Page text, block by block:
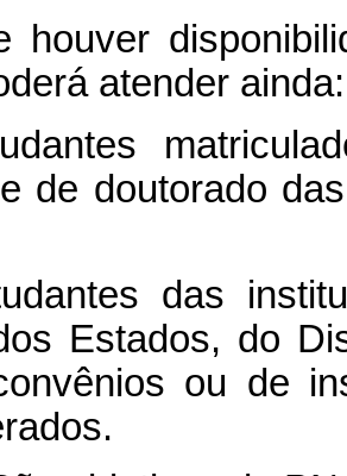
houver
atender ainda:
de doutorado
das
Estados, do
ou de